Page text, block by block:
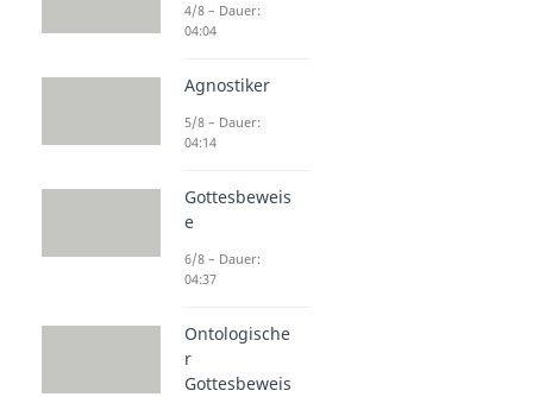
4/8 – Dauer:
04:04
Agnostiker
5/8 – Dauer:
04:14
Gottesbeweis
e
6/8 – Dauer:
04:37
Ontologische
r
Gottesbeweis